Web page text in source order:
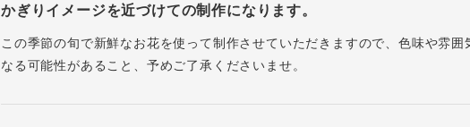
かぎりイメージを近づけての制作になります。
この季節の旬で新鮮なお花を使って制作させていただきますので、色味や雰囲
なる可能性があること、予めご了承くださいませ。